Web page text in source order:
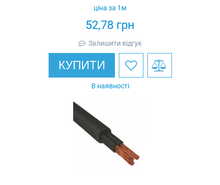
52,78 грн
ціна за 1м
Залишити відгук
КУПИТИ
В наявності